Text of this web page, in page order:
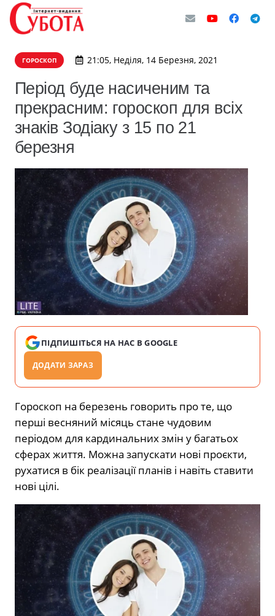
ГОРОСКОП 21:05, Неділя, 14 Березня, 2021
Період буде насиченим та
прекрасним: гороскоп для всіх
знаків Зодіаку з 15 по 21
березня
ПІДПИШІТЬСЯ НА НАС В GOOGLE
ДОДАТИ ЗАРАЗ
Гороскоп на березень говорить про те, що
перші весняний місяць стане чудовим
періодом для кардинальних змін у багатьох
сферах життя. Можна запускати нові проєкти,
рухатися в бік реалізації планів і навіть ставити
нові цілі.